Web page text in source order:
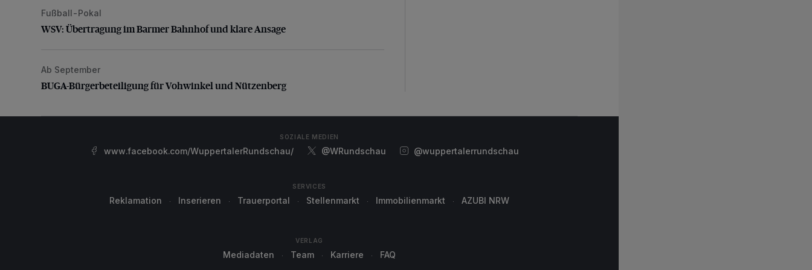
WSV: Übertragung im Barmer Bahnhof und klare Ansage
Fußball-Pokal
WSV: Übertragung im Barmer Bahnhof und klare Ansage
BUGA-Bürgerbeteiligung für Vohwinkel und Nützenberg
Ab September
BUGA-Bürgerbeteiligung für Vohwinkel und Nützenberg
SOZIALE MEDIEN
www.facebook.com/WuppertalerRundschau/ @WRundschau @wuppertalerrundschau
SERVICES
Reklamation Inserieren Trauerportal Stellenmarkt Immobilienmarkt AZUBI NRW
VERLAG
Mediadaten Team Karriere FAQ